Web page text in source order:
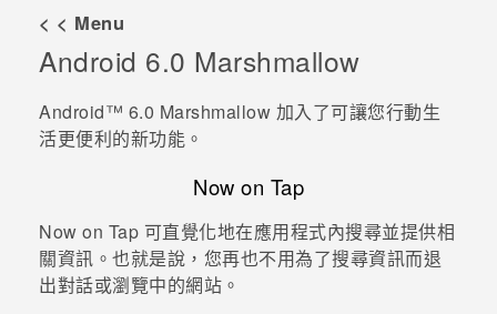
優惠專區
校園專案
企業採購
銷售通路
支援服務
VIVELAND
< < Menu
Android 6.0 Marshmallow
Android™ 6.0 Marshmallow 加入了可讓您行動生
活更便利的新功能。
Now on Tap
Now on Tap 可直覺化地在應用程式內搜尋並提供相
關資訊。也就是說，您再也不用為了搜尋資訊而退
出對話或瀏覽中的網站。